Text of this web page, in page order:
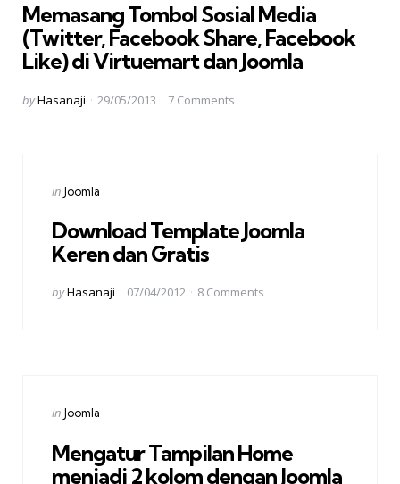
Memasang Tombol Sosial Media
(Twitter, Facebook Share, Facebook
Like) di Virtuemart dan Joomla
Posted
byHasanaji 29/05/2013 7 Comments
Categories
Posted
in Joomla
Download Template Joomla
Keren dan Gratis
Posted
byHasanaji 07/04/2012 8 Comments
Categories
Posted
in Joomla
Mengatur Tampilan Home
menjadi 2 kolom dengan Joomla